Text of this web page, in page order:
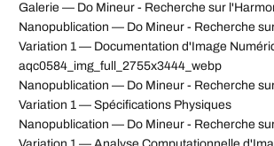
Galerie — Do Mineur - Recherche sur
Nanopublication — Do Mineur - Recherche
Variation 1 — Documentation d'Image
aqc0584_img_full_2755x3444_webp
Nanopublication — Do Mineur - Recherche
Variation 1 — Spécifications Physiques
Nanopublication — Do Mineur - Recherche